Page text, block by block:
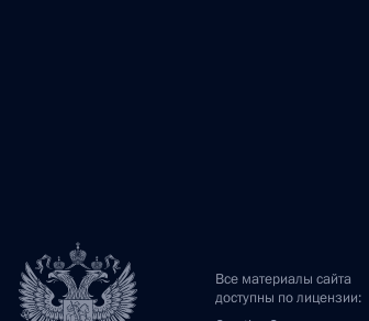
Все материалы сайта
доступны по лицензии: